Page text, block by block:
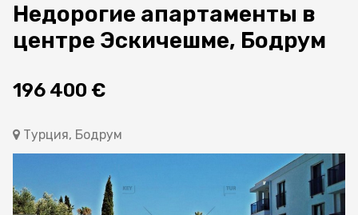
Недорогие апартаменты в
центре Эскичешме, Бодрум
196 400 €
Турция, Бодрум